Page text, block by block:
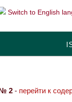
Switch to English
2 - перейти к